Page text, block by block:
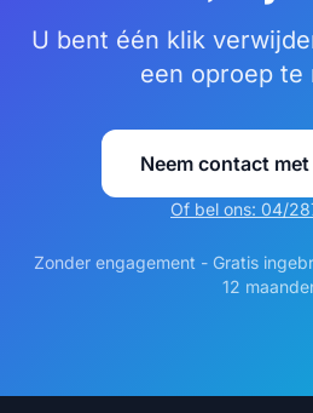
berichten, instructies,
activiteitsopvolging: alles
U bent één klik
een oproep te
Neem contact
Of bel ons: 04/
Zonder engagement - Gratis
12